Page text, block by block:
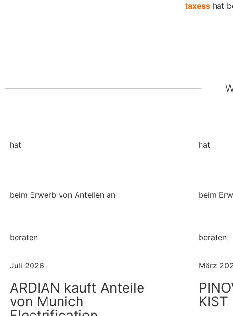
taxess hat
hat
beim Erwerb von Anteilen an
beraten
Juli 2026
ARDIAN kauft Anteile
von Munich
hat
beim
beraten
März
KIST